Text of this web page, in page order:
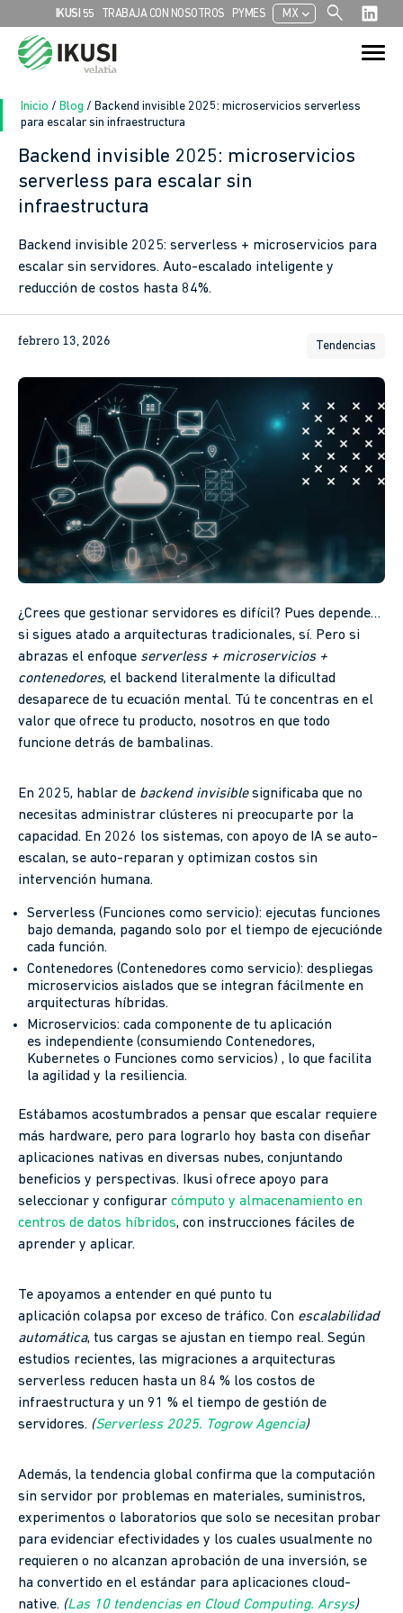
IKUSI 55 TRABAJA CON NOSOTROS PYMES MXchevron_left search
Search
for:
Search Button
Inicio / Blog / Backend invisible 2025: microservicios serverless
para escalar sin infraestructura
Backend invisible 2025: microservicios
serverless para escalar sin
infraestructura
Backend invisible 2025: serverless + microservicios para
escalar sin servidores. Auto-escalado inteligente y
reducción de costos hasta 84%.
febrero 13, 2026 Tendencias
¿Crees que gestionar servidores es difícil? Pues depende…
si sigues atado a arquitecturas tradicionales, sí. Pero si
abrazas el enfoque serverless + microservicios +
contenedores, el backend literalmente la dificultad
desaparece de tu ecuación mental. Tú te concentras en el
valor que ofrece tu producto, nosotros en que todo
funcione detrás de bambalinas.
En 2025, hablar de backend invisiblesignificaba que no
necesitas administrar clústeres ni preocuparte por la
capacidad. En 2026 los sistemas, con apoyo de IA se auto-
escalan, se auto-reparan y optimizan costos sin
intervención humana.
Serverless (Funciones como servicio): ejecutas funciones
bajo demanda, pagando solo por el tiempo de ejecuciónde
cada función.
Contenedores (Contenedores como servicio): despliegas
microservicios aislados que se integran fácilmente en
arquitecturas híbridas.
Microservicios: cada componente de tu aplicación
es independiente (consumiendo Contenedores,
Kubernetes o Funciones como servicios) , lo que facilita
la agilidad y la resiliencia.
Estábamos acostumbrados a pensar que escalar requiere
más hardware, pero para lograrlo hoy basta con diseñar
aplicaciones nativas en diversas nubes, conjuntando
beneficios y perspectivas. Ikusi ofrece apoyo para
seleccionar y configurar cómputo y almacenamiento en
centros de datos híbridos, con instrucciones fáciles de
aprender y aplicar.
Te apoyamos a entender en qué punto tu
aplicación colapsa por exceso de tráfico. Con escalabilidad
automática, tus cargas se ajustan en tiempo real. Según
estudios recientes, las migraciones a arquitecturas
serverless reducen hasta un 84 % los costos de
infraestructura y un 91 % el tiempo de gestión de
servidores. (Serverless 2025. Togrow Agencia)
Además, la tendencia global confirma que la computación
sin servidor por problemas en materiales, suministros,
experimentos o laboratorios que solo se necesitan probar
para evidenciar efectividades y los cuales usualmente no
requieren o no alcanzan aprobación de una inversión, se
ha convertido en el estándar para aplicaciones cloud-
native. (Las 10 tendencias en Cloud Computing. Arsys)